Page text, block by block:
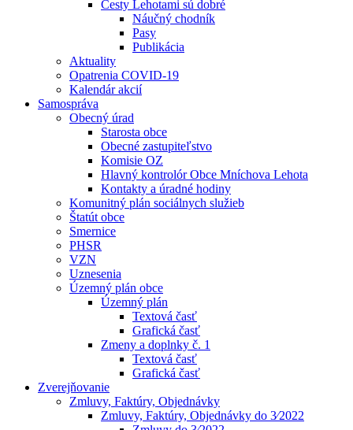
Cesty Lehotami sú dobré
Náučný chodník
Pasy
Publikácia
Aktuality
Opatrenia COVID-19
Kalendár akcií
Samospráva
Obecný úrad
Starosta obce
Obecné zastupiteľstvo
Komisie OZ
Hlavný kontrolór Obce Mníchova Lehota
Kontakty a úradné hodiny
Komunitný plán sociálnych služieb
Štatút obce
Smernice
PHSR
VZN
Uznesenia
Územný plán obce
Územný plán
Textová časť
Grafická časť
Zmeny a doplnky č. 1
Textová časť
Grafická časť
Zverejňovanie
Zmluvy, Faktúry, Objednávky
Zmluvy, Faktúry, Objednávky do 3⁄2022